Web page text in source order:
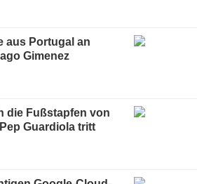
aus Portugal an
Gimenez
die Fußstapfen von
Guardiola tritt